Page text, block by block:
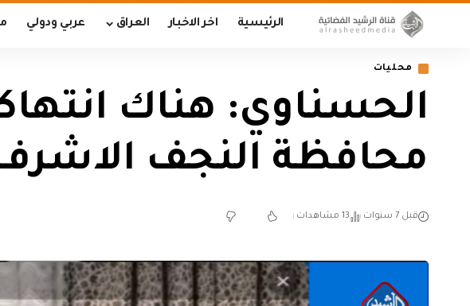
الرئيسية اخر الاخبار العراق عربي ودولي
محليات
الحسناوي: هناك
محافظة النجف
قبل 7 سنوات 13 مشاهدات